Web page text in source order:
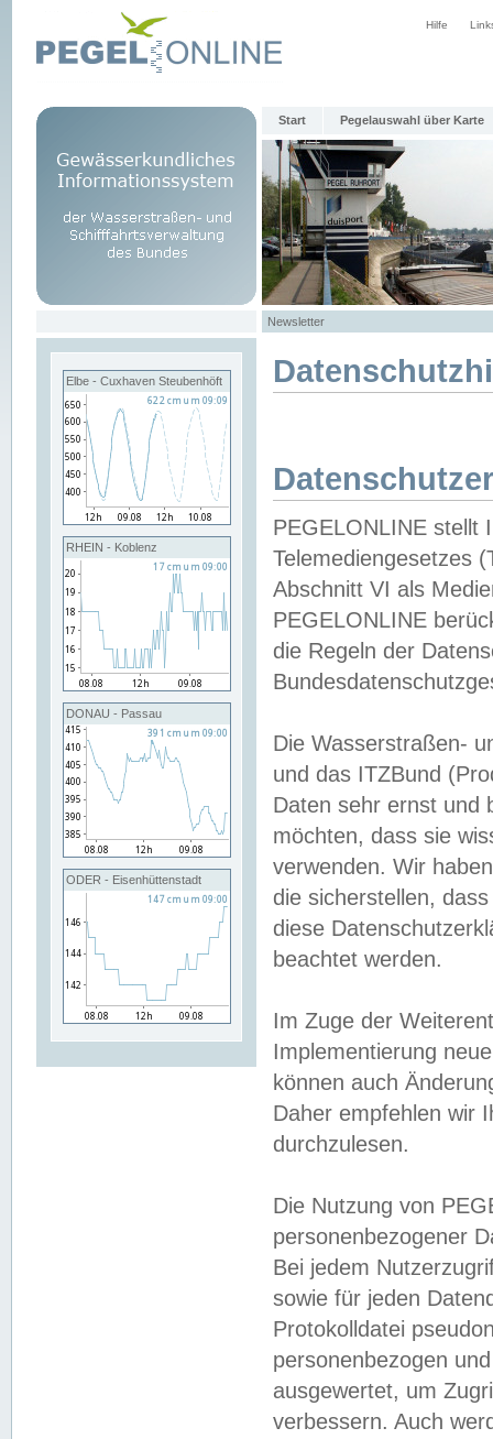
Hilfe
Start Pegelauswahl über Karte
Newsletter
Elbe - Cuxhaven Steubenhöft
RHEIN - Koblenz
DONAU - Passau
ODER - Eisenhüttenstadt
PEGELONLINE stellt
Telemediengesetzes
Abschnitt VI als
PEGELONLINE
die Regeln der
Die Wasserstraßen-
und das ITZBund
Daten sehr ernst und
möchten, dass sie
verwenden. Wir
die sicherstellen,
diese
beachtet werden.
Im Zuge der
Implementierung
können auch
Daher empfehlen wir
durchzulesen.
Die Nutzung von
personenbezogener
Bei jedem
sowie für jeden
Protokolldatei
personenbezogen
ausgewertet, um
verbessern. Auch